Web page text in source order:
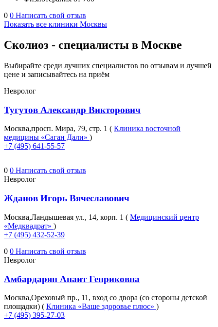
0 0 Написать свой отзыв
Показать все клиники Москвы
Сколиоз - специалисты в Москве
Выбирайте среди лучших специалистов по отзывам и лучшей
цене и записывайтесь на приём
Невролог
Тугутов Александр Викторович
Москва,просп. Мира, 79, стр. 1 ( Клиника восточной
медицины «Саган Дали» )
+7 (495) 641-55-57
0 0 Написать свой отзыв
Невролог
Жданов Игорь Вячеславович
Москва,Ландышевая ул., 14, корп. 1 ( Медицинский центр
«Медквадрат» )
+7 (495) 432-52-39
0 0 Написать свой отзыв
Невролог
Амбардарян Анаит Генриковна
Москва,Ореховый пр., 11, вход со двора (со стороны детской
площадки) ( Клиника «Ваше здоровье плюс» )
+7 (495) 395-27-03